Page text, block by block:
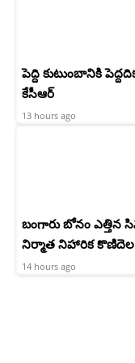
పెద్ది కుటుంబానికి
కేసీఆర్
13 hours ago
బంగారు బోనం ఎత్తిన
నిర్మాత నిహారిక కొణిదెల
14 hours ago